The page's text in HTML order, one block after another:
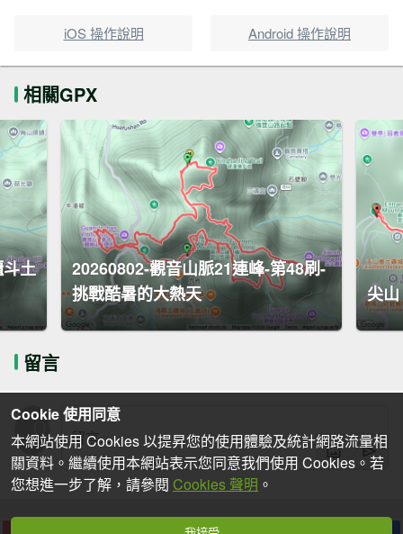
iOS 操作說明 Android 操作說明
相關GPX
土
20260802-觀音山脈21連峰-第48刷-
挑戰酷暑的大熱天
尖
留言
Cookie 使用同意
本網站使用 Cookies 以提昇您的使用體驗及統計網路流量相
關資料。繼續使用本網站表示您同意我們使用 Cookies。若
您想進一步了解，請參閱 Cookies 聲明 。